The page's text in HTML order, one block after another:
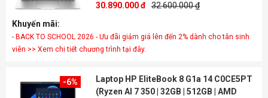
30.890.000 đ 32.600.000 ₫
Khuyến mãi:
- BACK TO SCHOOL 2026 - Ưu đãi giảm giá lên đến 2% dành cho tân sinh
viên >> Xem chi tiết chương trình tại đây.
-6%
Laptop HP EliteBook 8 G1a 14 C0CE5PT
(Ryzen AI 7 350 | 32GB | 512GB | AMD